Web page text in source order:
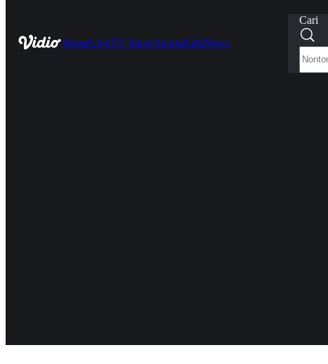
HomeLiveTV ShowSportsKidsNews
Cari